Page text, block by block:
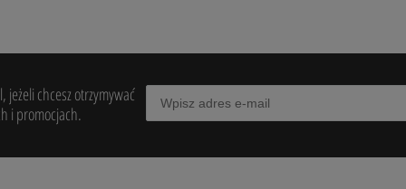
jeżeli chcesz otrzymywać
i promocjach.